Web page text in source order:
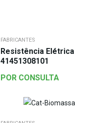
FABRICANTES
Resistência Elétrica
41451308101
POR CONSULTA